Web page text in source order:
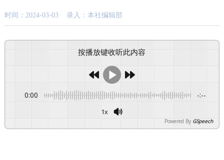
时间：2024-03-03 录入：本社编辑部
按播放键收听此内容
0:00 -:--
1x
Powered By GSpeech